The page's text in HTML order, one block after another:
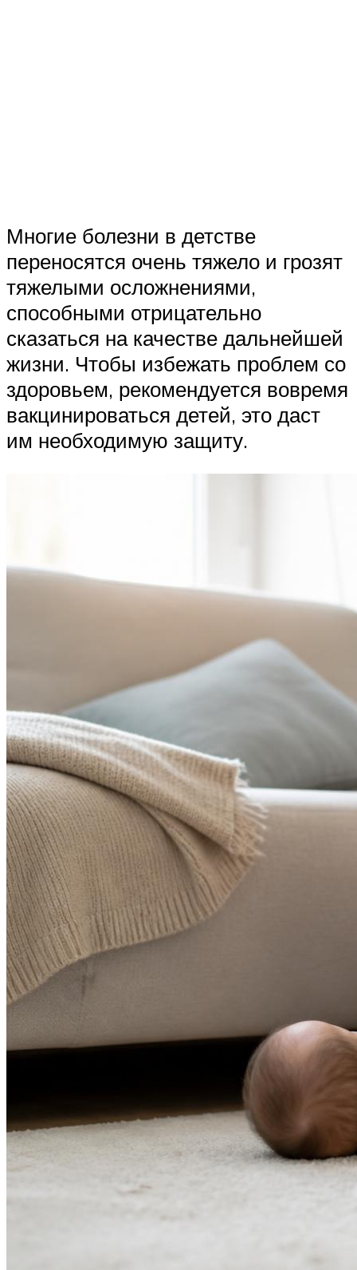
Многие болезни в детстве
переносятся очень тяжело и грозят
тяжелыми осложнениями,
способными отрицательно
сказаться на качестве дальнейшей
жизни. Чтобы избежать проблем со
здоровьем, рекомендуется вовремя
вакцинироваться детей, это даст
им необходимую защиту.